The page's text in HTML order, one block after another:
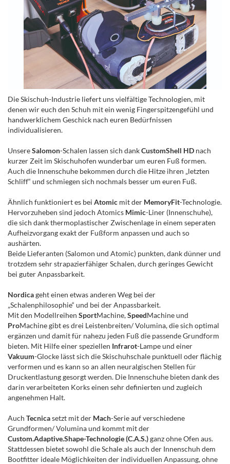
Die Skischuh-Industrie liefert uns vielfältige Technologien, mit
denen wir euch den Schuh mit ein wenig Fingerspitzengefühl und
handwerklichem Geschick nach euren Bedürfnissen
individualisieren.
UnsereSalomon-Schalen lassen sich dankCustomShell HD nach
kurzer Zeit im Skischuhofen wunderbar um euren Fuß formen.
Auch die Innenschuhe bekommen durch die Hitze ihren „letzten
Schliff“ und schmiegen sich nochmals besser um euren Fuß.
Ähnlich funktioniert es bei Atomic mit der MemoryFit-Technologie.
Hervorzuheben sind jedoch Atomics Mimic-Liner (Innenschuhe),
die sich dank thermoplastischer Zwischenlage in einem seperaten
Aufheizvorgang exakt der Fußform anpassen und auch so
aushärten.
Beide Lieferanten (Salomon und Atomic) punkten, dank dünner und
trotzdem sehr strapazierfähiger Schalen, durch geringes Gewicht
bei guter Anpassbarkeit.
Nordicageht einen etwas anderen Weg bei der
„Schalenphilosophie“ und bei der Anpassbarkeit.
Mit den Modellreihen SportMachine,SpeedMachine und
ProMachine gibt es drei Leistenbreiten/ Volumina, die sich optimal
ergänzen und damit für nahezu jeden Fuß die passende Grundform
bieten. Mit Hilfe einer speziellen Infrarot-Lampe und einer
Vakuum-Glocke lässt sich die Skischuhschale punktuell oder flächig
verformen und es kann so an allen neuralgischen Stellen für
Druckentlastung gesorgt werden. Die Innenschuhe bieten dank des
darin verarbeiteten Korks einen sehr definierten und zugleich
angenehmen Halt.
Auch Tecnicasetzt mit der Mach-Serie auf verschiedene
Grundformen/ Volumina und kommt mit der
Custom.Adaptive.Shape-Technologie (C.A.S.)ganz ohne Ofen aus.
Stattdessen bietet sowohl die Schale als auch der Innenschuh dem
Bootfitter ideale Möglichkeiten der individuellen Anpassung, ohne